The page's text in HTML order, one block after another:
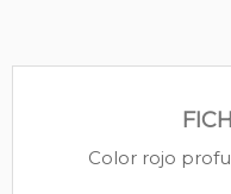
Color rojo